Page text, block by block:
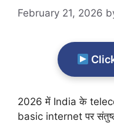
February 21, 2026
2026 में India के
basic internet पर